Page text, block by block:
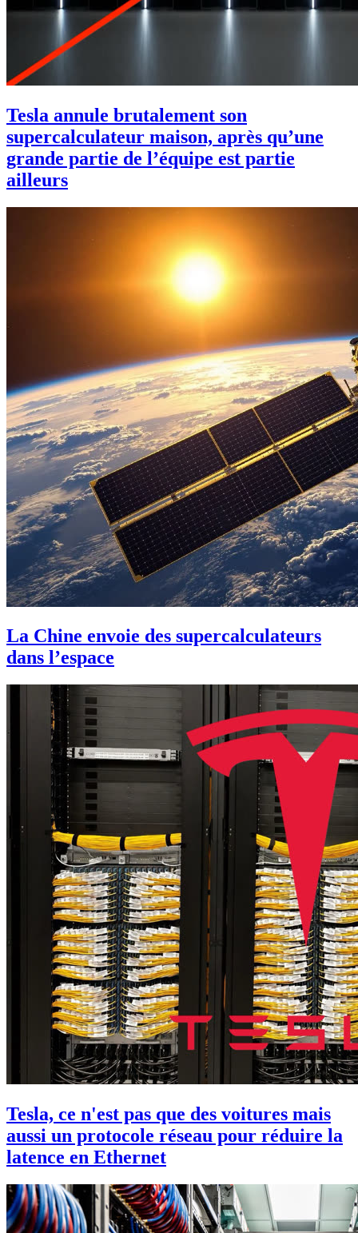
Tesla annule brutalement son
supercalculateur maison, après qu’une
grande partie de l’équipe est partie
ailleurs
La Chine envoie des supercalculateurs
dans l’espace
Tesla, ce n'est pas que des voitures mais
aussi un protocole réseau pour réduire la
latence en Ethernet